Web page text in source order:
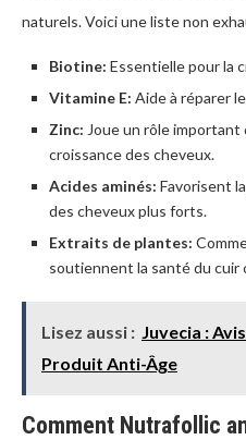
naturels. Voici une liste non
Biotine: Essentielle pour la
Vitamine E: Aide à réparer
Zinc: Joue un rôle
croissance des cheveux.
Acides aminés: Favorisent
des cheveux plus forts.
Extraits de plantes:
soutiennent la santé du cuir
Lisez aussi : Juvecia :
Produit Anti-Âge
Comment Nutrafollic